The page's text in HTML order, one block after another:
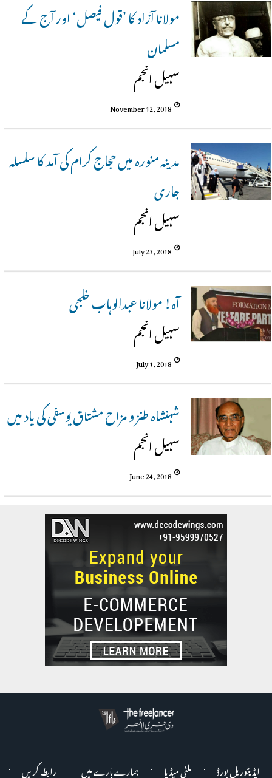
مولانا آزاد کا ’قول فیصل‘ اور آج کے
مسلمان
سہیل انجم
November 12, 2018
مدینہ منورہ میں حجاج کرام کی آمد کا سلسلہ
جاری
سہیل انجم
July 23, 2018
آہ! مولانا عبدالوہاب خلجی
سہیل انجم
July 1, 2018
شہنشاہ طنز و مزاح مشتاق یوسفی کی یاد میں
سہیل انجم
June 24, 2018
ایڈیٹوریل بورڈ ملٹی میڈیا ہمارے بارے میں رابطہ کریں